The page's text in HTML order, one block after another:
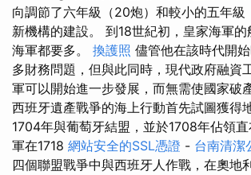
向調節了六年級（20炮）和較小的五年級
新機構的建設。 到18世紀初，皇家海軍
海軍都要多。 換護照 儘管他在該時代開
多財務問題，但與此同時，現代政府融資
軍可以開始進一步發展，而無需使國家破
西班牙遺產戰爭的海上行動首先試圖獲得
1704年與葡萄牙結盟，並於1708年佔領
軍在1718 網站安全的SSL憑證 - 台南清潔
四個聯盟戰爭中與西班牙人作戰，在奧地